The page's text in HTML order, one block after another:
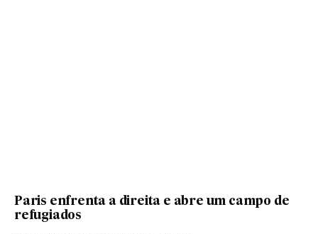
Paris enfrenta a direita e abre um campo de
refugiados